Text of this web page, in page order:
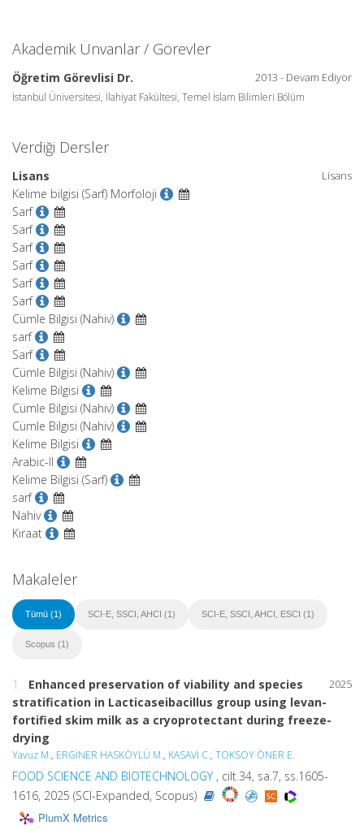
Akademik Ünvanlar / Görevler
2013 - Devam Ediyor
Öğretim Görevlisi Dr.
İstanbul Üniversitesi, İlahiyat Fakültesi, Temel İslam Bilimleri Bölüm
Verdiği Dersler
Lisans
Lisans
Kelime bilgisi (Sarf) Morfoloji
Sarf
Sarf
Sarf
Sarf
Sarf
Sarf
Cümle Bilgisi (Nahiv)
sarf
Sarf
Cümle Bilgisi (Nahiv)
Kelime Bilgisi
Cümle Bilgisi (Nahiv)
Cümle Bilgisi (Nahiv)
Kelime Bilgisi
Arabic-II
Kelime Bilgisi (Sarf)
sarf
Nahiv
Kıraat
Makaleler
Tümü (1) SCI-E, SSCI, AHCI (1) SCI-E, SSCI, AHCI, ESCI (1)
Scopus (1)
2025
1.
Enhanced preservation of viability and species
stratification in Lacticaseibacillus group using levan-
fortified skim milk as a cryoprotectant during freeze-
drying
Yavuz M., ERGİNER HASKÖYLÜ M., KASAVİ C., TOKSOY ÖNER E.
FOOD SCIENCE AND BIOTECHNOLOGY , cilt.34, sa.7, ss.1605-
1616, 2025 (SCI-Expanded, Scopus)
PlumX Metrics